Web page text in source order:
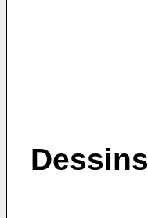
Dessins